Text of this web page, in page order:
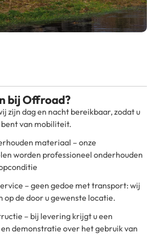
bij Offroad?
zijn dag en nacht bereikbaar, zodat u
van mobiliteit.
materiaal – onze
worden professioneel onderhouden
– geen gedoe met transport: wij
op de door u gewenste locatie.
– bij levering krijgt u een
demonstratie over het gebruik van